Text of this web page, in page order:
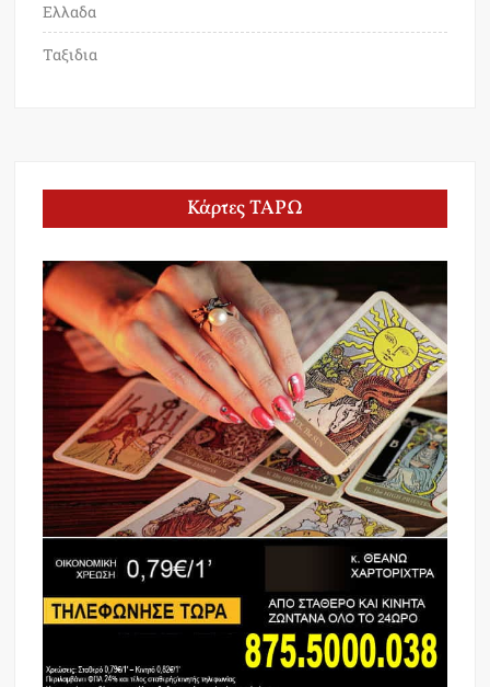
Ελλαδα
Ταξιδια
Κάρτες ΤΑΡΩ